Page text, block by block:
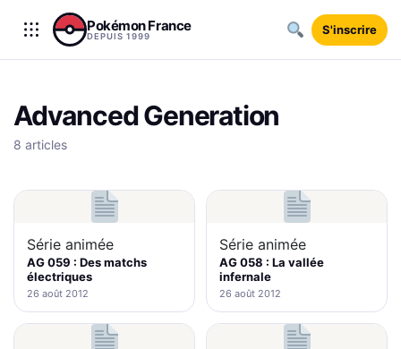
Aller au contenu
Pokémon France
DEPUIS 1999 S'inscrire
Advanced Generation
8 articles
Série animée
AG 059 : Des matchs
électriques
26 août 2012
Série animée
AG 058 : La vallée
infernale
26 août 2012